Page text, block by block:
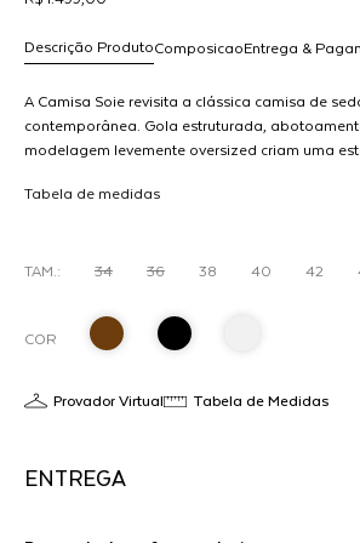
Composicao
Descrição Produto Entrega &
A Camisa Soie revisita a clássica camisa de
contemporânea. Gola estruturada,
modelagem levemente oversized criam uma
trabalho ao jantar.
Tabela de medidas
TAM.: 34 36 38 40 42
COR
Provador Virtual Tabela de Medidas
ENTREGA